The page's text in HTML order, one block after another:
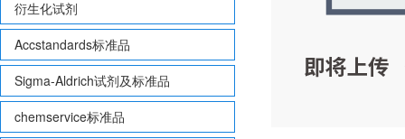
衍生化试剂
Accstandards标准品
Sigma-Aldrich试剂及标准品
chemservice标准品